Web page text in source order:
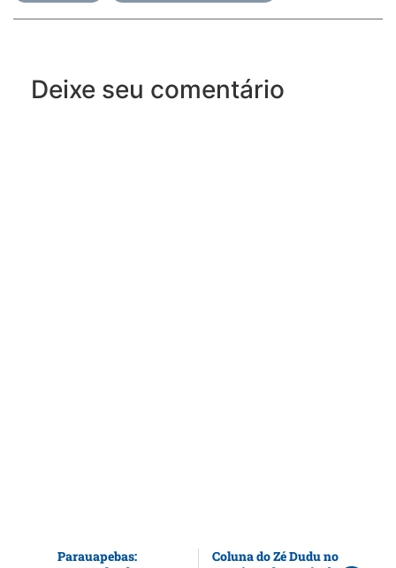
Deixe seu comentário
Parauapebas:
Coluna do Zé Dudu no